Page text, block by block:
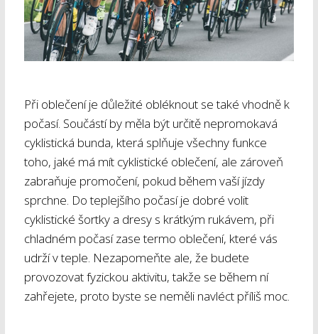
Při oblečení je důležité obléknout se také vhodně k
počasí. Součástí by měla být určitě nepromokavá
cyklistická bunda, která splňuje všechny funkce
toho, jaké má mít cyklistické oblečení, ale zároveň
zabraňuje promočení, pokud během vaší jízdy
sprchne. Do teplejšího počasí je dobré volit
cyklistické šortky a dresy s krátkým rukávem, při
chladném počasí zase termo oblečení, které vás
udrží v teple. Nezapomeňte ale, že budete
provozovat fyzickou aktivitu, takže se během ní
zahřejete, proto byste se neměli navléct příliš moc.